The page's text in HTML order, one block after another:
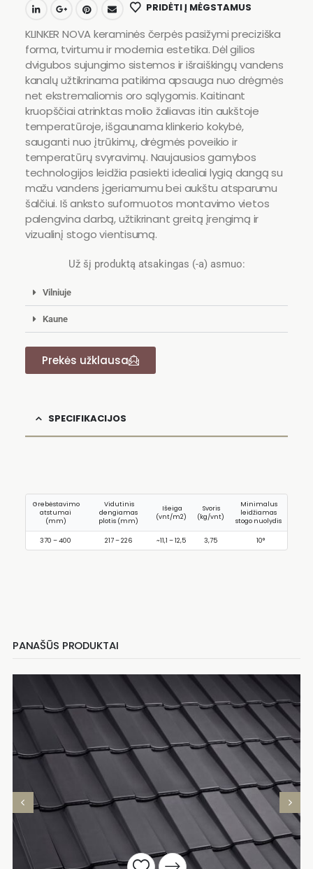
PRIDĖTI Į MĖGSTAMUS
KLINKER NOVA keraminės čerpės pasižymi preciziška
forma, tvirtumu ir modernia estetika. Dėl gilios
dvigubos sujungimo sistemos ir išraiškingų vandens
kanalų užtikrinama patikima apsauga nuo drėgmės
net ekstremaliomis oro sąlygomis. Kaitinant
kruopščiai atrinktas molio žaliavas itin aukštoje
temperatūroje, išgaunama klinkerio kokybė,
sauganti nuo įtrūkimų, drėgmės poveikio ir
temperatūrų svyravimų. Naujausios gamybos
technologijos leidžia pasiekti idealiai lygią dangą su
mažu vandens įgeriamumu bei aukštu atsparumu
šalčiui. Iš anksto suformuotos montavimo vietos
palengvina darbą, užtikrinant greitą įrengimą ir
vizualinį stogo vientisumą.
Už šį produktą atsakingas (-a) asmuo:
Vilniuje
Kaune
Prekės užklausa
SPECIFIKACIJOS
Grebėstavimo
atstumai
(mm)
Vidutinis
dengiamas
plotis (mm)
Išeiga
(vnt/m2)
Svoris
(kg/vnt)
Minimalus
leidžiamas
stogo nuolydis
370 – 400 217 – 226 ~11,1 – 12,5 3,75 10°
PANAŠŪS PRODUKTAI